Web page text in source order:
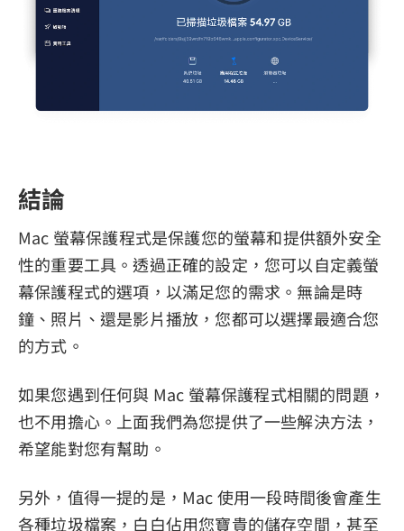
結論
Mac 螢幕保護程式是保護您的螢幕和提供額外安全
性的重要工具。透過正確的設定，您可以自定義螢
幕保護程式的選項，以滿足您的需求。無論是時
鐘、照片、還是影片播放，您都可以選擇最適合您
的方式。
如果您遇到任何與 Mac 螢幕保護程式相關的問題，
也不用擔心。上面我們為您提供了一些解決方法，
希望能對您有幫助。
另外，值得一提的是，Mac 使用一段時間後會產生
各種垃圾檔案，白白佔用您寶貴的儲存空間，甚至